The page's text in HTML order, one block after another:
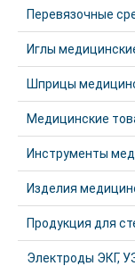
Перевязочные
Иглы
Шприцы
Медицинские
Инструменты
Изделия
Продукция для
Электроды ЭКГ,